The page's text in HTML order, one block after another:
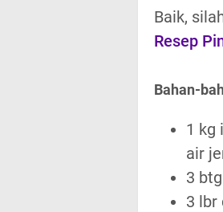
Baik,
Resep
Bahan-
1 kg
air
3
3 lbr